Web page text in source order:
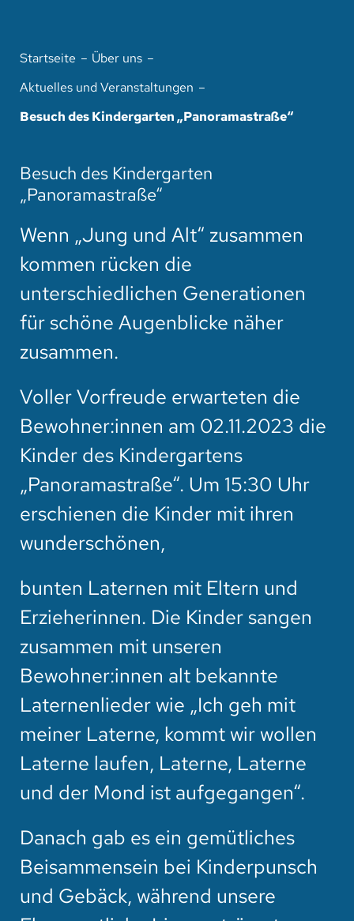
Startseite
Über uns
Aktuelles und Veranstaltungen
Besuch des Kindergarten „Panoramastraße“
Besuch des Kindergarten
„Panoramastraße“
Wenn „Jung und Alt“ zusammen
kommen rücken die
unterschiedlichen Generationen
für schöne Augenblicke näher
zusammen.
Voller Vorfreude erwarteten die
Bewohner:innen am 02.11.2023 die
Kinder des Kindergartens
„Panoramastraße“. Um 15:30 Uhr
erschienen die Kinder mit ihren
wunderschönen,
bunten Laternen mit Eltern und
Erzieherinnen. Die Kinder sangen
zusammen mit unseren
Bewohner:innen alt bekannte
Laternenlieder wie „Ich geh mit
meiner Laterne, kommt wir wollen
Laterne laufen, Laterne, Laterne
und der Mond ist aufgegangen“.
Danach gab es ein gemütliches
Beisammensein bei Kinderpunsch
und Gebäck, während unsere